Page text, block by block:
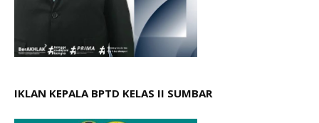
IKLAN KEPALA BPTD KELAS II SUMBAR